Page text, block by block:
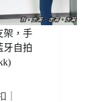
架，手
牙自拍
｜